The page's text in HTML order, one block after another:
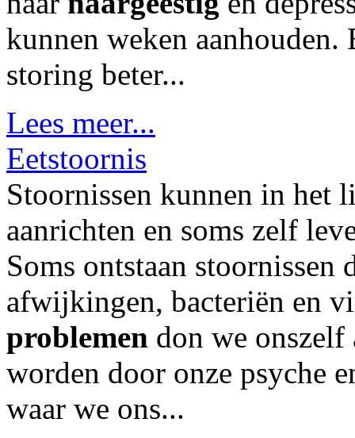
kunnen weken
storing beter...
Lees meer...
Eetstoornis
Stoornissen kunnen in het
aanrichten en soms zelf
Soms ontstaan stoornissen
afwijkingen, bacteriën en
problemen don we onszelf
worden door onze psyche
waar we ons...